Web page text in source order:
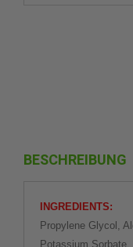
BESCHREIBUNG
INGREDIENTS:
Propylene Glycol,
Potassium Sorbate.